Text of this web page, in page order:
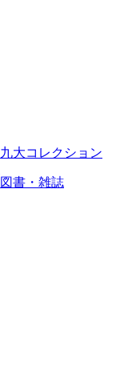
九大コレクション
図書・雑誌